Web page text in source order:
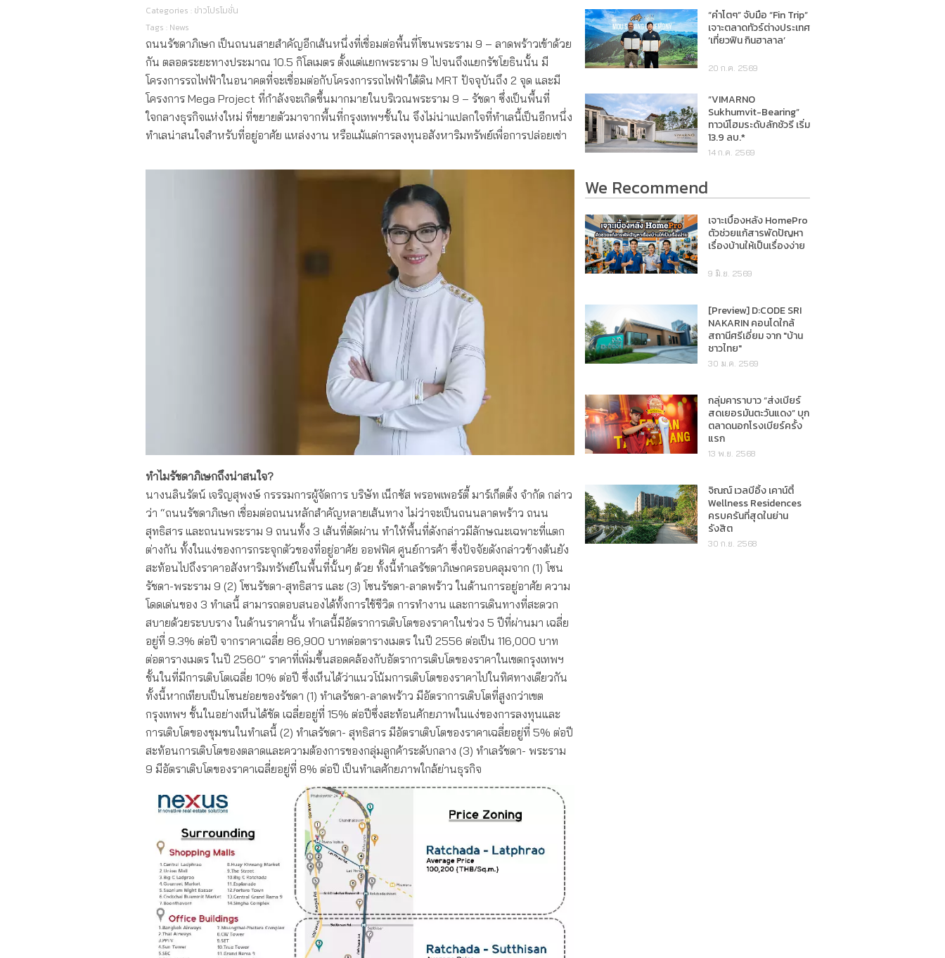
Categories : ข่าวโปรโมชั่น
Tags : News
ถนนรัชดาภิเษก เป็นถนนสายสำคัญอีกเส้นหนึ่งที่เชื่อมต่อพื้นที่โซนพระราม 9 – ลาดพร้าวเข้าด้วย
กัน ตลอดระยะทางประมาณ 10.5 กิโลเมตร ตั้งแต่แยกพระราม 9 ไปจนถึงแยกรัชโยธินนั้น มี
โครงการรถไฟฟ้าในอนาคตที่จะเชื่อมต่อกับโครงการรถไฟฟ้าใต้ดิน MRT ปัจจุบันถึง 2 จุด และมี
โครงการ Mega Project ที่กำลังจะเกิดขึ้นมากมายในบริเวณพระราม 9 – รัชดา ซึ่งเป็นพื้นที่
ใจกลางธุรกิจแห่งใหม่ ที่ขยายตัวมาจากพื้นที่กรุงเทพฯชั้นใน จึงไม่น่าแปลกใจที่ทำเลนี้เป็นอีกหนึ่ง
ทำเลน่าสนใจสำหรับที่อยู่อาศัย แหล่งงาน หรือแม้แต่การลงทุนอสังหาริมทรัพย์เพื่อการปล่อยเช่า
ทำไมรัชดาภิเษกถึงน่าสนใจ?
นางนลินรัตน์ เจริญสุพงษ์ กรรรมการผู้จัดการ บริษัท เน็กซัส พรอพเพอร์ตี้ มาร์เก็ตติ้ง จำกัด กล่าว
ว่า “ถนนรัชดาภิเษก เชื่อมต่อถนนหลักสำคัญหลายเส้นทาง ไม่ว่าจะเป็นถนนลาดพร้าว ถนน
สุทธิสาร และถนนพระราม 9 ถนนทั้ง 3 เส้นที่ตัดผ่าน ทำให้พื้นที่ดังกล่าวมีลักษณะเฉพาะที่แตก
ต่างกัน ทั้งในแง่ของการกระจุกตัวของที่อยู่อาศัย ออฟฟิศ ศูนย์การค้า ซึ่งปัจจัยดังกล่าวข้างต้นยัง
สะท้อนไปถึงราคาอสังหาริมทรัพย์ในพื้นที่นั้นๆ ด้วย ทั้งนี้ทำเลรัชดาภิเษกครอบคลุมจาก (1) โซน
รัชดา-พระราม 9 (2) โซนรัชดา-สุทธิสาร และ (3) โซนรัชดา-ลาดพร้าว ในด้านการอยู่อาศัย ความ
โดดเด่นของ 3 ทำเลนี้ สามารถตอบสนองได้ทั้งการใช้ชีวิต การทำงาน และการเดินทางที่สะดวก
สบายด้วยระบบราง ในด้านราคานั้น ทำเลนี้มีอัตราการเติบโตของราคาในช่วง 5 ปีที่ผ่านมา เฉลี่ย
อยู่ที่ 9.3% ต่อปี จากราคาเฉลี่ย 86,900 บาทต่อตารางเมตร ในปี 2556 ต่อเป็น 116,000 บาท
ต่อตารางเมตร ในปี 2560” ราคาที่เพิ่มขึ้นสอดคล้องกับอัตราการเติบโตของราคาในเขตกรุงเทพฯ
ชั้นในที่มีการเติบโตเฉลี่ย 10% ต่อปี ซึ่งเห็นได้ว่าแนวโน้มการเติบโตของราคาไปในทิศทางเดียวกัน
ทั้งนี้หากเทียบเป็นโซนย่อยของรัชดา (1) ทำเลรัชดา-ลาดพร้าว มีอัตราการเติบโตที่สูงกว่าเขต
กรุงเทพฯ ชั้นในอย่างเห็นได้ชัด เฉลี่ยอยู่ที่ 15% ต่อปีซึ่งสะท้อนศักยภาพในแง่ของการลงทุนและ
การเติบโตของชุมชนในทำเลนี้ (2) ทำเลรัชดา- สุทธิสาร มีอัตราเติบโตของราคาเฉลี่ยอยู่ที่ 5% ต่อปี
สะท้อนการเติบโตของตลาดและความต้องการของกลุ่มลูกค้าระดับกลาง (3) ทำเลรัชดา- พระราม
9 มีอัตราเติบโตของราคาเฉลี่ยอยู่ที่ 8% ต่อปี เป็นทำเลศักยภาพใกล้ย่านธุรกิจ
“คำโตๆ” จับมือ “Fin Trip”
เจาะตลาดทัวร์ต่างประเทศ
‘เที่ยวฟิน กินฮาลาล’
20 ก.ค. 2569
“VIMARNO
Sukhumvit-Bearing”
ทาวน์โฮมระดับลักชัวรี เริ่ม
13.9 ลบ.*
14 ก.ค. 2569
We Recommend
เจาะเบื้องหลัง HomePro
ตัวช่วยแก้สารพัดปัญหา
เรื่องบ้านให้เป็นเรื่องง่าย
9 มิ.ย. 2569
[Preview] D:CODE SRI
NAKARIN คอนโดใกล้
สถานีศรีเอี่ยม จาก "บ้าน
ชาวไทย"
30 ม.ค. 2569
กลุ่มคาราบาว “ส่งเบียร์
สดเยอรมันตะวันแดง” บุก
ตลาดนอกโรงเบียร์ครั้ง
แรก
13 พ.ย. 2568
จิณณ์ เวลบีอิ้ง เคาน์ตี้
Wellness Residences
ครบครันที่สุดในย่าน
รังสิต
30 ก.ย. 2568